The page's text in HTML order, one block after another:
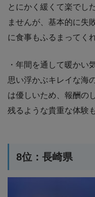
とにかく緩くて楽でし
ませんが、基本的に失
に食事もふるまってく
・年間を通して暖かい
思い浮かぶキレイな海
は優しいため、報酬の
残るような貴重な体験
8位：長崎県